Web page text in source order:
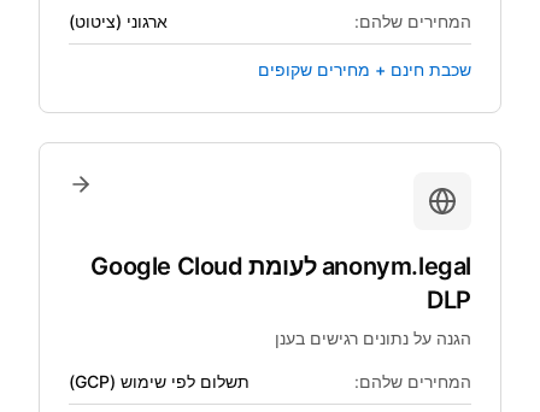
המחירים שלהם: ארגוני (ציטוט)
שכבת חינם + מחירים שקופים
anonym.legal לעומת Google Cloud
DLP
הגנה על נתונים רגישים בענן
המחירים שלהם: תשלום לפי שימוש (GCP)